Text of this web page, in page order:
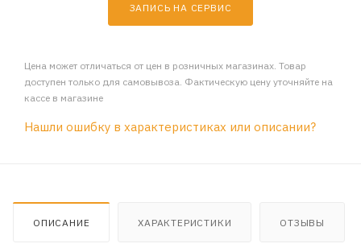
ЗАПИСЬ НА СЕРВИС
Цена может отличаться от цен в розничных магазинах. Товар
доступен только для самовывоза. Фактическую цену уточняйте на
кассе в магазине
Нашли ошибку в характеристиках или описании?
ОПИСАНИЕ ХАРАКТЕРИСТИКИ ОТЗЫВЫ